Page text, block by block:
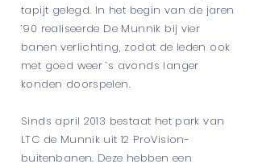
tapijt gelegd. In het begin van de jaren
’90 realiseerde De Munnik bij vier
banen verlichting, zodat de leden ook
met goed weer ’s avonds langer
konden doorspelen.
Sinds april 2013 bestaat het park van
LTC de Munnik uit 12 ProVision-
buitenbanen. Deze hebben een